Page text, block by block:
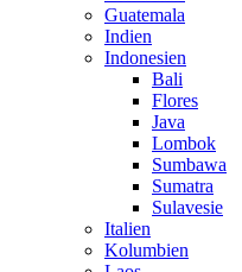
Guatemala
Indien
Indonesien
Bali
Flores
Java
Lombok
Sumbawa
Sumatra
Sulavesie
Italien
Kolumbien